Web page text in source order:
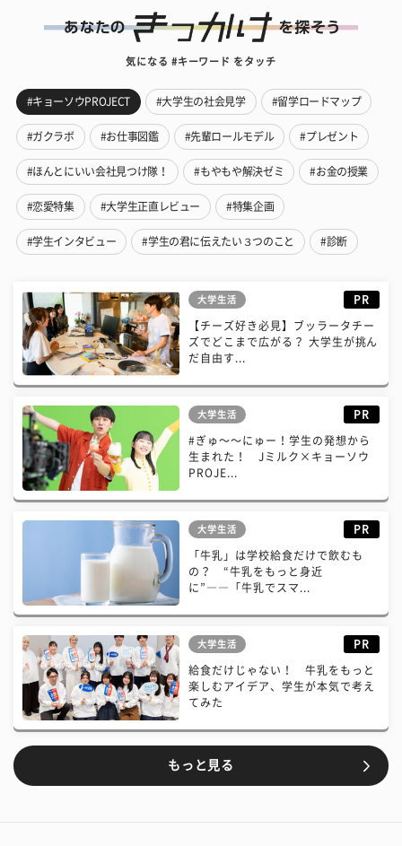
気になる #キーワード をタッチ
#キョーソウPROJECT #大学生の社会見学 #留学ロードマップ
#ガクラボ #お仕事図鑑 #先輩ロールモデル #プレゼント
#ほんとにいい会社見つけ隊！ #もやもや解決ゼミ #お金の授業
#恋愛特集 #大学生正直レビュー #特集企画
#学生インタビュー #学生の君に伝えたい３つのこと #診断
大学生活 PR
【チーズ好き必見】ブッラータチー
ズでどこまで広がる？ 大学生が挑ん
だ自由す...
大学生活 PR
#ぎゅ〜〜にゅー！学生の発想から
生まれた！ Jミルク×キョーソウ
PROJE...
大学生活 PR
「牛乳」は学校給食だけで飲むも
の？ “牛乳をもっと身近
に”――「牛乳でスマ...
大学生活 PR
給食だけじゃない！ 牛乳をもっと
楽しむアイデア、学生が本気で考え
てみた
もっと見る